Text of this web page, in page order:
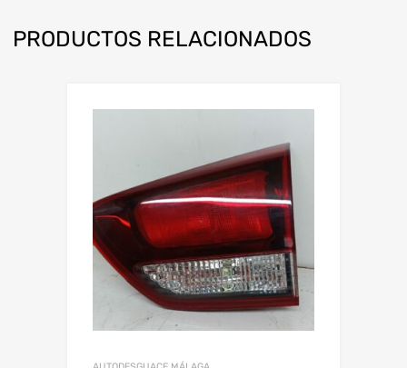
PRODUCTOS RELACIONADOS